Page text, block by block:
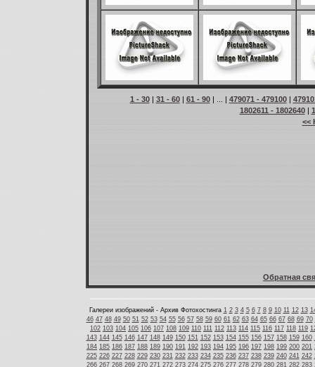
1 - 30| 31 - 60| 61 - 90| ... | 479071 - 479100|
1802611 - 1802640|
<<
Обратная
Галереи изображений - Архив Фотохостинга 1 2 3 4 5 6 7 8 9 10 11 12 13
46 47 48 49 50 51 52 53 54 55 56 57 58 59 60 61 62 63 64 65 66 67 68 69 70
102 103 104 105 106 107 108 109 110 111 112 113 114 115 116 117 118 119
143 144 145 146 147 148 149 150 151 152 153 154 155 156 157 158 159 160
184 185 186 187 188 189 190 191 192 193 194 195 196 197 198 199 200 201
225 226 227 228 229 230 231 232 233 234 235 236 237 238 239 240 241 242
266 267 268 269 270 271 272 273 274 275 276 277 278 279 280 281 282 283